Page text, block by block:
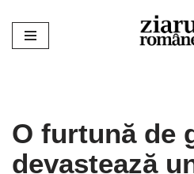
Sari
O furtună de
devastează